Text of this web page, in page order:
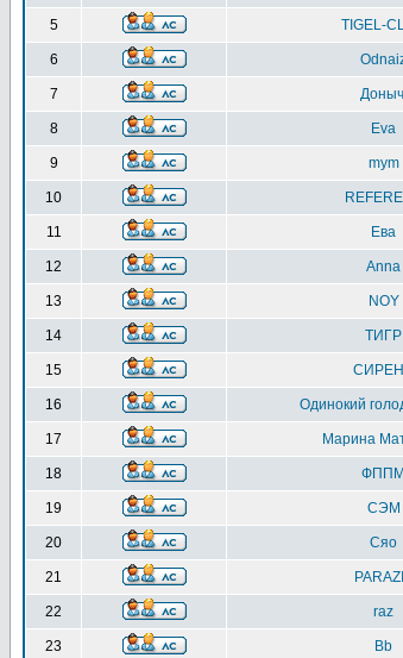
5 TIGEL-
6
7
8 Eva
9 mym
10
11 Ева
12 Anna
13 NOY
14 ТИГР
15
16 Одинокий
17 Марина
18 ФППМ
19 СЭМ
20 Сяо
21
22 raz
23 Bb